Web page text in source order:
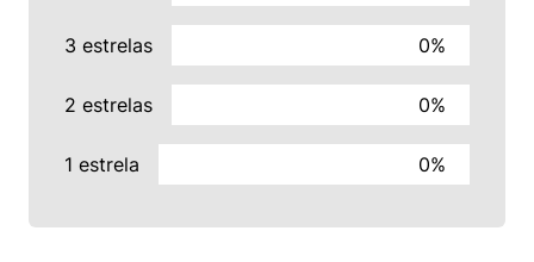
3 estrelas 0%
2 estrelas 0%
1 estrela 0%